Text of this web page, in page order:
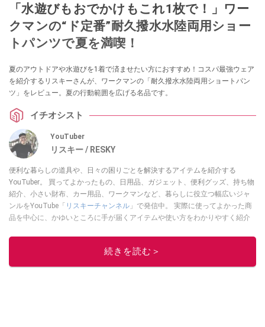
「水遊びもおでかけもこれ1枚で！」ワー
クマンの“ド定番”耐久撥水水陸両用ショー
トパンツで夏を満喫！
夏のアウトドアや水遊びを1着で済ませたい方におすすめ！コスパ最強ウェア
を紹介するリスキーさんが、ワークマンの「耐久撥水水陸両用ショートパン
ツ」をレビュー。夏の行動範囲を広げる名品です。
イチオシスト
YouTuber
リスキー / RESKY
便利な暮らしの道具や、日々の困りごとを解決するアイテムを紹介する
YouTuber。 買ってよかったもの、日用品、ガジェット、便利グッズ、持ち物
紹介、小さい財布、カー用品、ワークマンなど、暮らしに役立つ幅広いジャ
ンルをYouTube「 リスキーチャンネル 」で発信中。 実際に使ってよかった商
品を中心に、かゆいところに手が届くアイテムや使い方をわかりやすく紹介
このイチオシストの他の記事を読む
続きを読む＞